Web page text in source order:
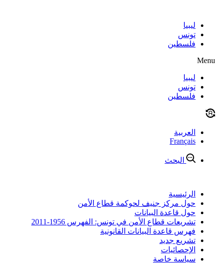
contentليبيا
تونس
فلسطين
Menu
ليبيا
تونس
فلسطين
العربية
Français
البحث
الرئيسية
حول مركز جنيف لحوكمة قطاع الأمن
حول قاعدة البيانات
تشريعات قطاع الأمن في تونس: الفهرس 1956-2011
فهرس قاعدة البيانات القانونية
تشريع جديد
الإحصائيات
سياسة خاصة